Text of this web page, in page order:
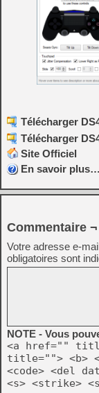
Télécharger
Télécharger
Site Officiel
En savoir plus…
Commentaire ¬
Votre adresse e-
obligatoires sont
NOTE - Vous
<a href=""
title=""> <b>
<code> <del
<s> <strike>